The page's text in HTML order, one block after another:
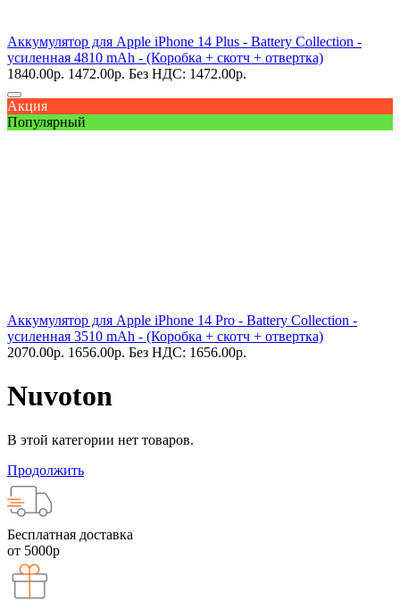
Аккумулятор для Apple iPhone 14 Plus - Battery Collection -
усиленная 4810 mAh - (Коробка + скотч + отвертка)
1840.00р. 1472.00р. Без НДС: 1472.00р.
Акция
Популярный
Аккумулятор для Apple iPhone 14 Pro - Battery Collection -
усиленная 3510 mAh - (Коробка + скотч + отвертка)
2070.00р. 1656.00р. Без НДС: 1656.00р.
Nuvoton
В этой категории нет товаров.
Продолжить
Бесплатная доставка
от 5000р